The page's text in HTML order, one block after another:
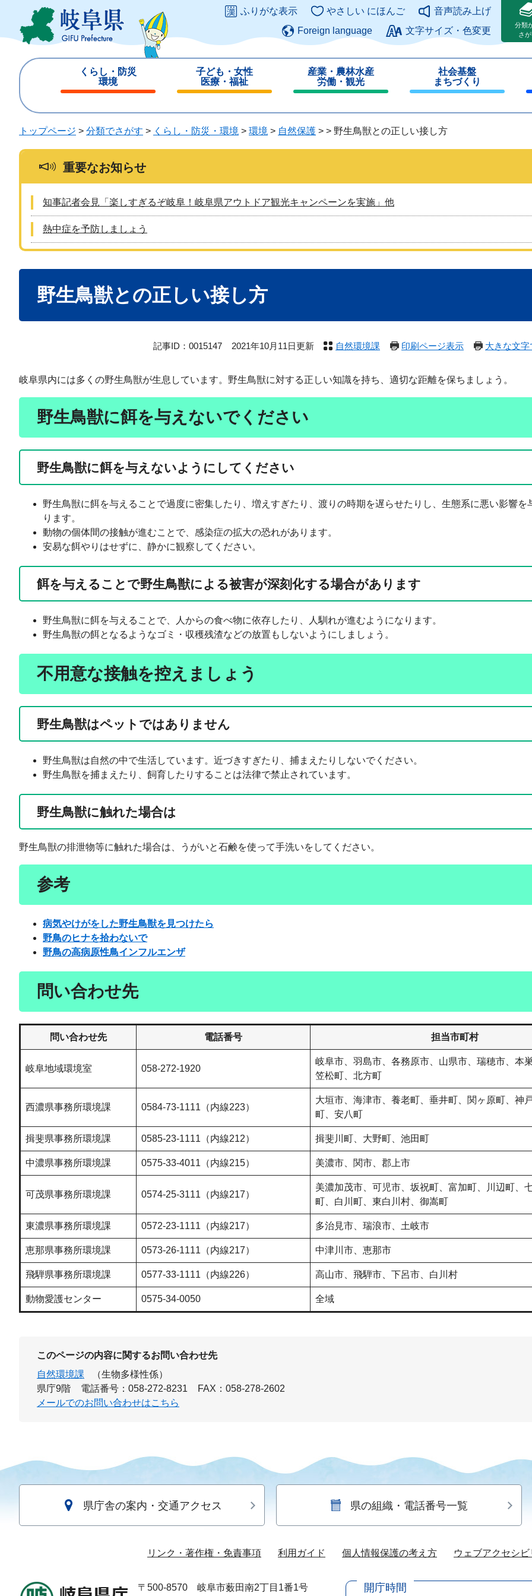
ジ
ュ
このページの本文へ
ふりがな表示 やさしい にほんご
音声読み上げ
Foreign language
文字サイズ・色変更
分類
さ
くらし・防災
環境
じ
子ども・女性
医療・福祉
じ
産業・農林水産
労働・観光
じ
る
社会基盤
まちづくり
じ
トップページ > 分類でさがす > くらし・防災・環境 > 環境 > 自然保護 > > 野生鳥獣との正しい接し方
重要なお知らせ
知事記者会見「楽しすぎるぞ岐阜！岐阜県アウトドア観光キャンペーンを実施」他
熱中症を予防しましょう
野生鳥獣との正しい接し方
記事ID：0015147 2021年10月11日更新 自然環境課 印刷ページ表示 大きな文
岐阜県内には多くの野生鳥獣が生息しています。野生鳥獣に対する正しい知識を持ち、適切な距離を保ちましょう。
野生鳥獣に餌を与えないでください
野生鳥獣に餌を与えないようにしてください
野生鳥獣に餌を与えることで過度に密集したり、増えすぎたり、渡りの時期を遅らせたりし、生態系に悪い影響を
ります。
動物の個体間の接触が進むことで、感染症の拡大の恐れがあります。
安易な餌やりはせずに、静かに観察してください。
餌を与えることで野生鳥獣による被害が深刻化する場合があります
野生鳥獣に餌を与えることで、人からの食べ物に依存したり、人馴れが進むようになります。
野生鳥獣の餌となるようなゴミ・収穫残渣などの放置もしないようにしましょう。
不用意な接触を控えましょう
野生鳥獣はペットではありません
野生鳥獣は自然の中で生活しています。近づきすぎたり、捕まえたりしないでください。
野生鳥獣を捕まえたり、飼育したりすることは法律で禁止されています。
野生鳥獣に触れた場合は
野生鳥獣の排泄物等に触れた場合は、うがいと石鹸を使って手洗いをしてください。
参考
病気やけがをした野生鳥獣を見つけたら
野鳥のヒナを拾わないで
野鳥の高病原性鳥インフルエンザ
問い合わせ先
問い合わせ先 電話番号 担当市町村
岐阜地域環境室 058-272-1920
岐阜市、羽島市、各務原市、山県市、瑞穂市、本
笠松町、北方町
西濃県事務所環境課 0584-73-1111（内線223）
大垣市、海津市、養老町、垂井町、関ヶ原町、神
町、安八町
揖斐県事務所環境課 0585-23-1111（内線212） 揖斐川町、大野町、池田町
中濃県事務所環境課 0575-33-4011（内線215） 美濃市、関市、郡上市
可茂県事務所環境課 0574-25-3111（内線217）
美濃加茂市、可児市、坂祝町、富加町、川辺町、
町、白川町、東白川村、御嵩町
東濃県事務所環境課 0572-23-1111（内線217） 多治見市、瑞浪市、土岐市
恵那県事務所環境課 0573-26-1111（内線217） 中津川市、恵那市
飛騨県事務所環境課 0577-33-1111（内線226） 高山市、飛騨市、下呂市、白川村
動物愛護センター 0575-34-0050 全域
このページの内容に関するお問い合わせ先
自然環境課
（生物多様性係）
県庁9階
電話番号：058-272-8231
FAX：058-278-2602
メールでのお問い合わせはこちら
県庁舎の案内・交通アクセス 県の組織・電話番号一覧
リンク・著作権・免責事項 利用ガイド 個人情報保護の考え方 ウェブアクセシ
〒500-8570 岐阜市薮田南2丁目1番1号 開庁時間